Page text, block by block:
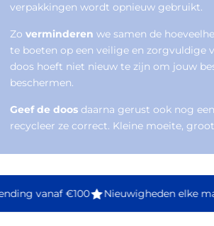
verpakkingen wordt opnieuw gebruikt.
Zo verminderen we samen de
te boeten op een veilige en zorgvuldige
doos hoeft niet nieuw te zijn om jouw
beschermen.
Geef de doos daarna gerust ook nog een
recycleer ze correct. Kleine moeite,
vanaf €100 Nieuwigheden elke